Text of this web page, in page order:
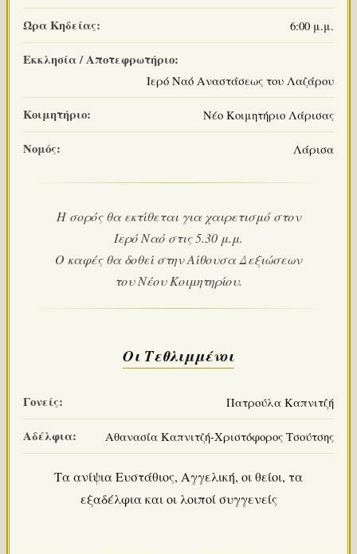
Ώρα Κηδείας: 6:00 μ.μ.
Εκκλησία / Αποτεφρωτήριο:
Ιερό Ναό Αναστάσεως του Λαζάρου
Κοιμητήριο: Νέο Κοιμητήριο Λάρισας
Νομός: Λάρισα
Η σορός θα εκτίθεται για χαιρετισμό στον
Ιερό Ναό στις 5.30 μ.μ.
Ο καφές θα δοθεί στην Αίθουσα Δεξιώσεων
του Νέου Κοιμητηρίου.
Οι Τεθλιμμένοι
Γονείς: Πατρούλα Καπνιτζή
Αδέλφια: Αθανασία Καπνιτζή-Χριστόφορος Τσούτσης
Τα ανίψια Ευστάθιος, Αγγελική, οι θείοι, τα
εξαδέλφια και οι λοιποί συγγενείς